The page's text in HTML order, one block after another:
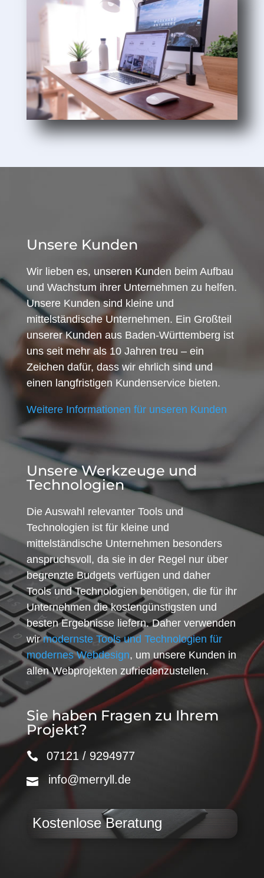
Unsere Kunden
Wir lieben es, unseren Kunden beim Aufbau
und Wachstum ihrer Unternehmen zu helfen.
Unsere Kunden sind kleine und
mittelständische Unternehmen. Ein Großteil
unserer Kunden aus Baden-Württemberg ist
uns seit mehr als 10 Jahren treu – ein
Zeichen dafür, dass wir ehrlich sind und
einen langfristigen Kundenservice bieten.
Weitere Informationen für unseren Kunden
Unsere Werkzeuge und
Technologien
Die Auswahl relevanter Tools und
Technologien ist für kleine und
mittelständische Unternehmen besonders
anspruchsvoll, da sie in der Regel nur über
begrenzte Budgets verfügen und daher
Tools und Technologien benötigen, die für ihr
Unternehmen die kostengünstigsten und
besten Ergebnisse liefern. Daher verwenden
wirmodernste Tools und Technologien für
modernes Webdesign, um unsere Kunden in
allen Webprojekten zufriedenzustellen.
Sie haben Fragen zu Ihrem
Projekt?
07121 / 9294977
info@merryll.de
Kostenlose Beratung